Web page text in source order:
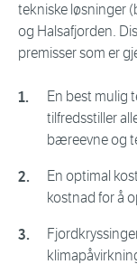
tekniske løsninger
og Halsafjorden.
premisser som er
En best mulig
tilfredsstiller
bæreevne og
En optimal
kostnad for å